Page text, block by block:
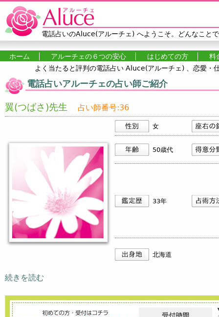
Jump to navigation
電話占いのAluce(アルーチェ) へようこそ。どんなこと
メインメニュー
ホーム アルーチェの６つの安心 はじめての方
料
よく当たると評判の電話占い Aluce(アルーチェ) 、恋愛・
電話占いアルーチェの占い師ご紹介
翼(つばさ)先生 占い師番号:36
女
50歳代
33年
北海道
続きを読む